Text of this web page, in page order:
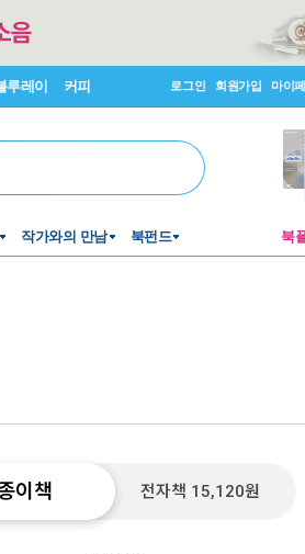
루레이 커피 로그인 회원가입 마이
작가와의 만남 북펀드 북
이책 전자책 15,120원